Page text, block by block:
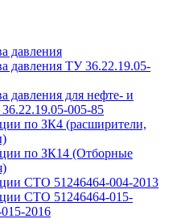
давления
давления ТУ 36.22.19.05-
давления для нефте- и
005-85
по ЗК4 (расширители,
по ЗК14 (Отборные
СТО 51246464-004-2013
СТО 51246464-015-
2016